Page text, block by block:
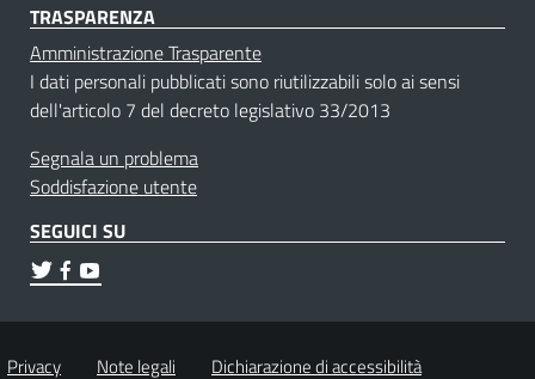
TRASPARENZA
Amministrazione Trasparente
I dati personali pubblicati sono riutilizzabili solo ai sensi
dell'articolo 7 del decreto legislativo 33/2013
Segnala un problema
Soddisfazione utente
SEGUICI SU
Privacy Note legali Dichiarazione di accessibilità